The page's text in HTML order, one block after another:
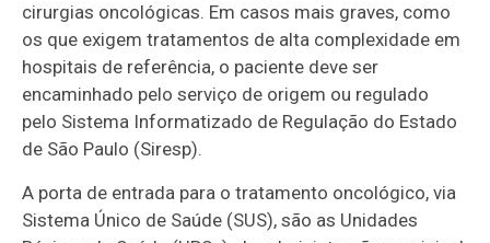
cirurgias oncológicas. Em casos mais graves, como
os que exigem tratamentos de alta complexidade em
hospitais de referência, o paciente deve ser
encaminhado pelo serviço de origem ou regulado
pelo Sistema Informatizado de Regulação do Estado
de São Paulo (Siresp).
A porta de entrada para o tratamento oncológico, via
Sistema Único de Saúde (SUS), são as Unidades